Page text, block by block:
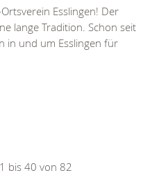
Esslingen! Der
lange Tradition. Schon seit
in und um Esslingen für
bis 40 von 82